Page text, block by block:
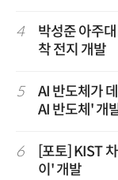
4
박성준 아주
착 전지 개발
5
AI 반도체가
AI 반도체' 개
6
[포토] KIST
이' 개발